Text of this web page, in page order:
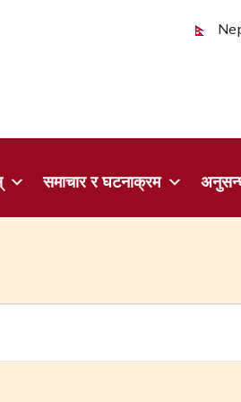
समाचार र घटनाक्रम